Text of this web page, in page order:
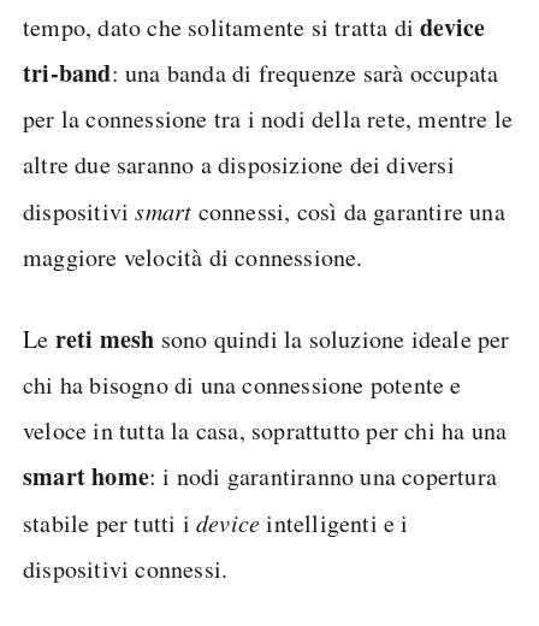
tempo, dato che solitamente si tratta didevice
tri-band: una banda di frequenze sarà occupata
per la connessione tra i nodi della rete, mentre le
altre due saranno a disposizione dei diversi
dispositivismart connessi, così da garantire una
maggiore velocità di connessione.
Le reti mesh sono quindi la soluzione ideale per
chi ha bisogno di una connessione potente e
veloce in tutta la casa, soprattutto per chi ha una
smart home: i nodi garantiranno una copertura
stabile per tutti i deviceintelligenti e i
dispositivi connessi.